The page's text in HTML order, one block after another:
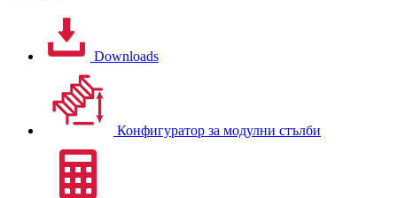
Downloads
Конфигуратор за модулни стълби